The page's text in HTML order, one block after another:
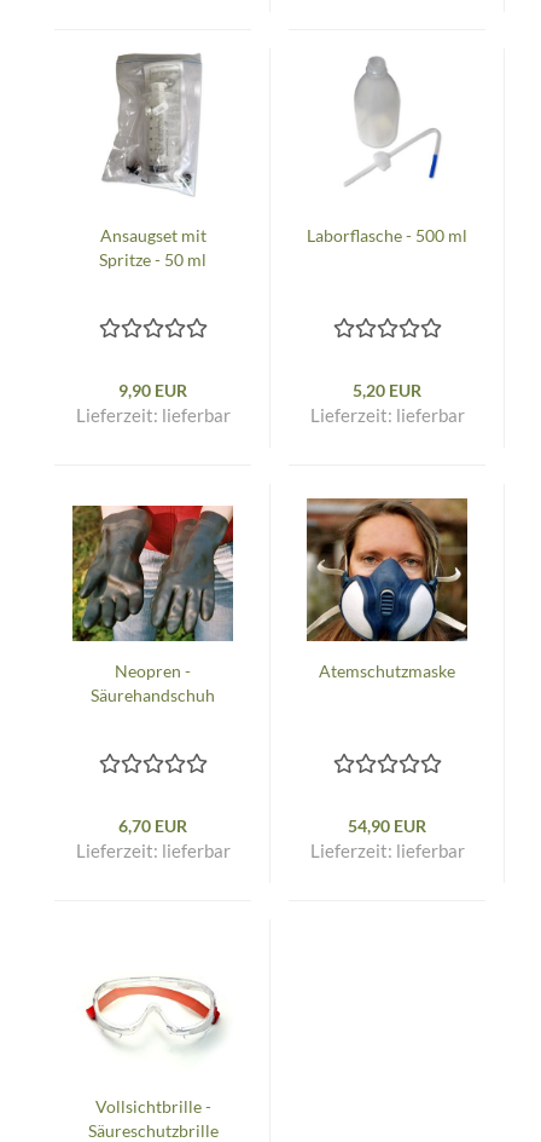
Ansaugset mit
Spritze - 50 ml
9,90 EUR
Lieferzeit: lieferbar
Laborflasche - 500 ml
5,20 EUR
Lieferzeit: lieferbar
Neopren -
Säurehandschuh
6,70 EUR
Lieferzeit: lieferbar
Atemschutzmaske
54,90 EUR
Lieferzeit: lieferbar
Vollsichtbrille -
Säureschutzbrille